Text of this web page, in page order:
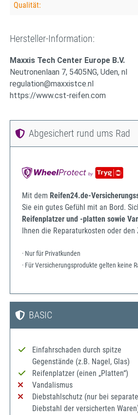
Qualität:
Hersteller-Information:
Maxxis Tech Center Europe B.V.
Neutronenlaan 7, 5405NG, Uden, nl
regulation@maxxistce.nl
https://www.cst-reifen.com
Abgesichert rund ums Rad
Mit dem Reifen24.de-
Sie ein gutes Gefühl mit an Bord.
Reifenplatzer und -platten sowie
Ihnen die Reparaturkosten oder den
· Nur für Privatkunden
· Für Versicherungsprodukte gelten keine
BASIC
Einfahrschaden durch spitze
Gegenstände (z.B. Nagel, Glas)
Reifenplatzer (einen „Platten“)
Vandalismus
Diebstahlschutz (nur bei
Diebstahl der versicherten